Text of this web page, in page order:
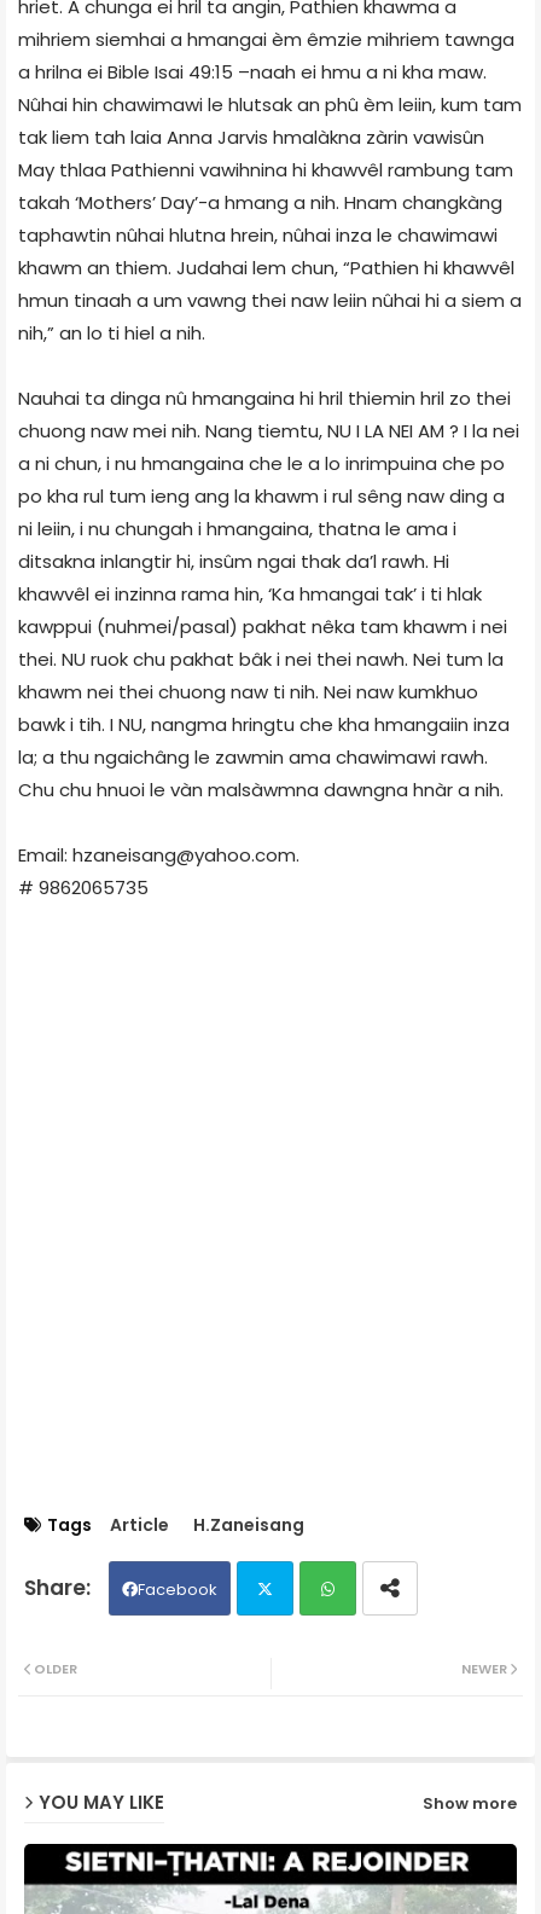
hriet. A chunga ei hril ta angin, Pathien khawma a
mihriem siemhai a hmangai èm êmzie mihriem tawnga
a hrilna ei Bible Isai 49:15 –naah ei hmu a ni kha maw.
Nûhai hin chawimawi le hlutsak an phû èm leiin, kum tam
tak liem tah laia Anna Jarvis hmalàkna zàrin vawisûn
May thlaa Pathienni vawihnina hi khawvêl rambung tam
takah ‘Mothers’ Day’-a hmang a nih. Hnam changkàng
taphawtin nûhai hlutna hrein, nûhai inza le chawimawi
khawm an thiem. Judahai lem chun, “Pathien hi khawvêl
hmun tinaah a um vawng thei naw leiin nûhai hi a siem a
nih,” an lo ti hiel a nih.
Nauhai ta dinga nû hmangaina hi hril thiemin hril zo thei
chuong naw mei nih. Nang tiemtu, NU I LA NEI AM ? I la nei
a ni chun, i nu hmangaina che le a lo inrimpuina che po
po kha rul tum ieng ang la khawm i rul sêng naw ding a
ni leiin, i nu chungah i hmangaina, thatna le ama i
ditsakna inlangtir hi, insûm ngai thak da’l rawh. Hi
khawvêl ei inzinna rama hin, ‘Ka hmangai tak’ i ti hlak
kawppui (nuhmei/pasal) pakhat nêka tam khawm i nei
thei. NU ruok chu pakhat bâk i nei thei nawh. Nei tum la
khawm nei thei chuong naw ti nih. Nei naw kumkhuo
bawk i tih. I NU, nangma hringtu che kha hmangaiin inza
la; a thu ngaichâng le zawmin ama chawimawi rawh.
Chu chu hnuoi le vàn malsàwmna dawngna hnàr a nih.
Email: hzaneisang@yahoo.com.
# 9862065735
Tags Article H.Zaneisang
Facebook
NEWER
OLDER
YOU MAY LIKE Show more